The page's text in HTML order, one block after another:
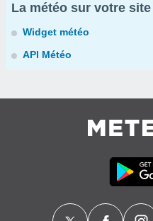
La météo sur votre site
Widget météo
API Météo